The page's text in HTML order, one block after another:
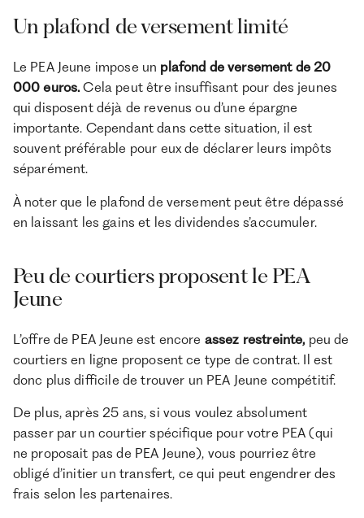
Un plafond de versement limité
Le PEA Jeune impose un plafond de versement de 20
000 euros.Cela peut être insuffisant pour des jeunes
qui disposent déjà de revenus ou d’une épargne
importante. Cependant dans cette situation, il est
souvent préférable pour eux de déclarer leurs impôts
séparément.
À noter que le plafond de versement peut être dépassé
en laissant les gains et les dividendes s’accumuler.
Peu de courtiers proposent le PEA
Jeune
L’offre de PEA Jeune est encore assez restreinte, peu de
courtiers en ligne proposent ce type de contrat. Il est
donc plus difficile de trouver un PEA Jeune compétitif.
De plus, après 25 ans, si vous voulez absolument
passer par un courtier spécifique pour votre PEA (qui
ne proposait pas de PEA Jeune), vous pourriez être
obligé d’initier un transfert, ce qui peut engendrer des
frais selon les partenaires.